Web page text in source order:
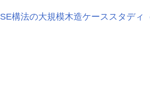
SE構法の大規模木造ケーススタディ